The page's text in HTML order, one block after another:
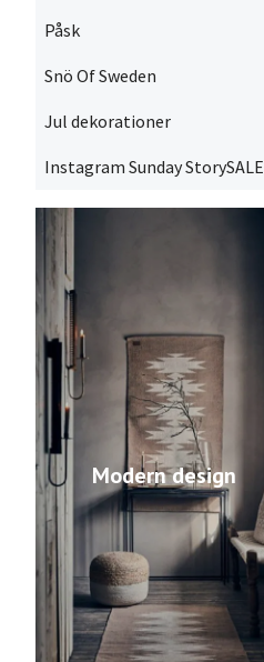
Påsk
Snö Of Sweden
Jul dekorationer
Instagram Sunday StorySALE
Modern design